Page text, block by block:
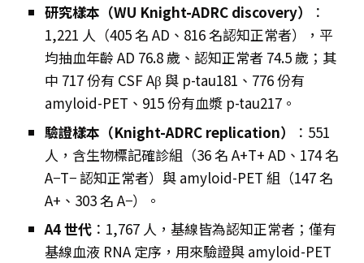
研究樣本（WU Knight-ADRC discovery）
：
1,221 人（405 名 AD、816 名認知正常者），平
均抽血年齡 AD 76.8 歲、認知正常者 74.5 歲；其
中 717 份有 CSF Aβ 與 p-tau181、776 份有
amyloid-PET、915 份有血漿 p-tau217。
驗證樣本（Knight-ADRC replication）
：551
人，含生物標記確診組（36 名 A+T+ AD、174 名
A−T− 認知正常者）與 amyloid-PET 組（147 名
A+、303 名 A−）。
A4 世代 ：1,767 人，基線皆為認知正常者；僅有
基線血液 RNA 定序，用來驗證與 amyloid-PET